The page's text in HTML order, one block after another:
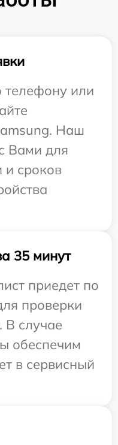
телефону или
Наш
Вами для
и сроков
35 минут
приедет по
проверки
В случае
обеспечим
в сервисный